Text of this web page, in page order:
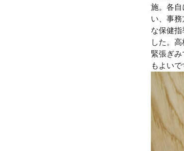
施。各自
い、事
な保健
した。
緊張ぎ
もよいで